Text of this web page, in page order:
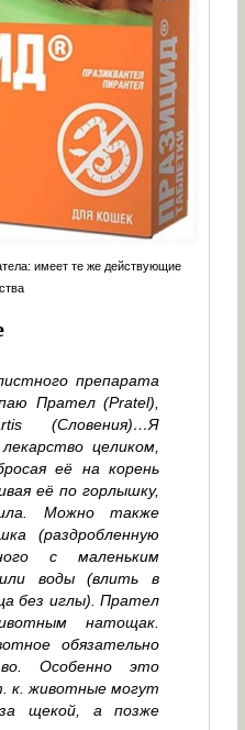
имеет те же действующие
препарата
Прател (Pratel),
(Словения)…Я
целиком,
её на корень
её по горлышку,
Можно также
(раздробленную
с маленьким
воды (влить в
без иглы). Прател
натощак.
обязательно
Особенно это
к. животные могут
щекой, а позже